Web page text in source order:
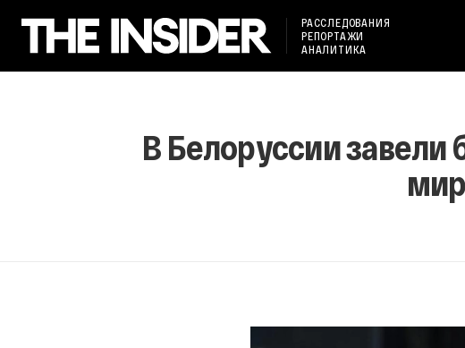
РАССЛЕДОВАНИЯ
РЕПОРТАЖИ
АНАЛИТИКА
В Белоруссии завели